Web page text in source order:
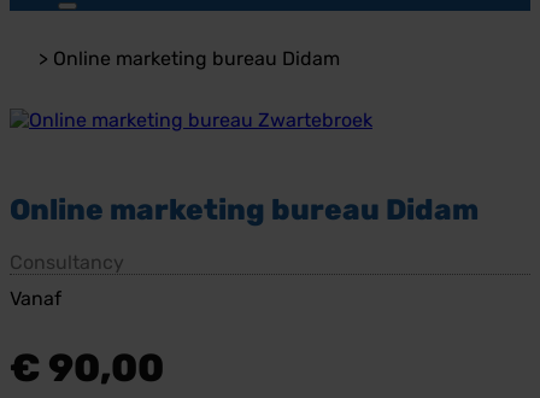
> Online marketing bureau Didam
Online marketing bureau Didam
Consultancy
Vanaf
€ 90,00